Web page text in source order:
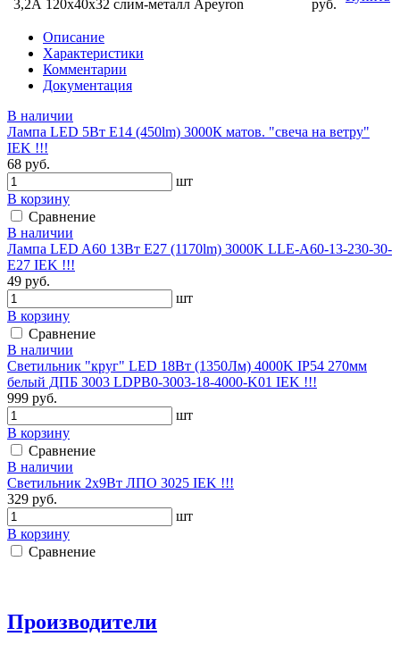
3,2А 120х40х32 слим-металл Apeyron
руб.
Описание
Характеристики
Комментарии
Документация
В наличии
Лампа LED 5Вт Е14 (450lm) 3000К матов. "свеча на ветру"
IEK !!!
68 руб.
шт
В корзину
Сравнение
В наличии
Лампа LED A60 13Вт Е27 (1170lm) 3000K LLE-A60-13-230-30-
E27 IEK !!!
49 руб.
шт
В корзину
Сравнение
В наличии
Светильник "круг" LED 18Вт (1350Лм) 4000K IP54 270мм
белый ДПБ 3003 LDPB0-3003-18-4000-K01 IEK !!!
999 руб.
шт
В корзину
Сравнение
В наличии
Светильник 2x9Вт ЛПО 3025 IEK !!!
329 руб.
шт
В корзину
Сравнение
Производители